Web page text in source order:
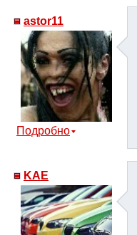
astor11
Подробно
KAE